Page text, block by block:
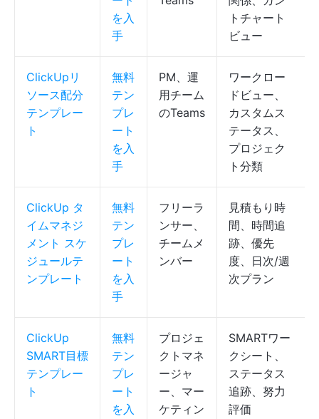
を入
手
トチャート
ビュー
ClickUpリ
ソース配分
テンプレー
ト
無料
テン
プレ
ート
を入
手
PM、運
用チーム
のTeams
ワークロー
ドビュー、
カスタムス
テータス、
プロジェク
ト分類
ClickUp タ
イムマネジ
メント スケ
ジュールテ
ンプレート
無料
テン
プレ
ート
を入
手
フリーラ
ンサー、
チームメ
ンバー
見積もり時
間、時間追
跡、優先
度、日次/週
次プラン
ClickUp
SMART目標
テンプレー
ト
無料
テン
プレ
ート
を入
プロジェ
クトマネ
ージャ
ー、マー
ケティン
SMARTワー
クシート、
ステータス
追跡、努力
評価